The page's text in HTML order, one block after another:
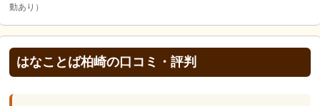
動あり）
はなことば柏崎の口コミ・評判